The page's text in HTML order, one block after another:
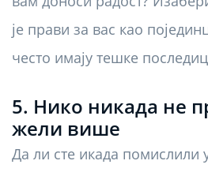
је прави за вас као
често имају тешке
5. Нико никада не
жели више
Да ли сте икада помислили